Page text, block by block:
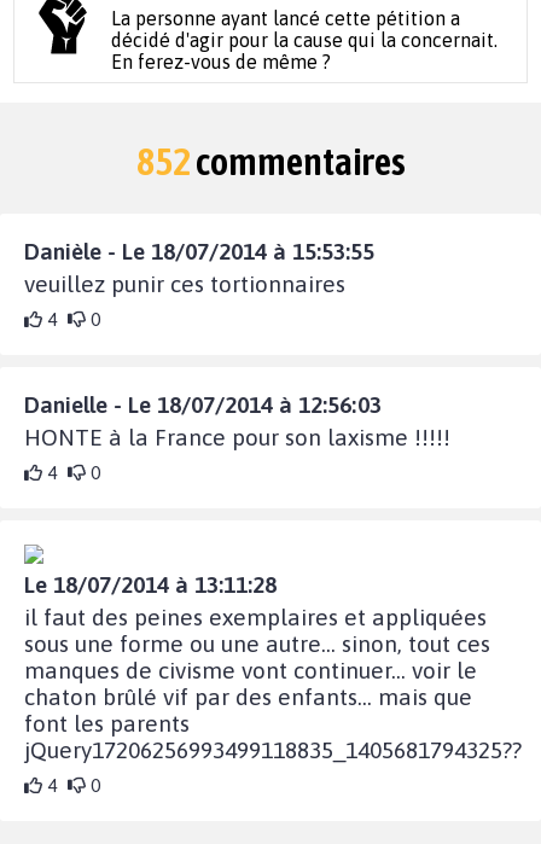
La personne ayant lancé cette pétition a
décidé d'agir pour la cause qui la concernait.
En ferez-vous de même ?
852commentaires
Danièle - Le 18/07/2014 à 15:53:55
veuillez punir ces tortionnaires
4 0
Danielle - Le 18/07/2014 à 12:56:03
HONTE à la France pour son laxisme !!!!!
4 0
Le 18/07/2014 à 13:11:28
il faut des peines exemplaires et appliquées
sous une forme ou une autre... sinon, tout ces
manques de civisme vont continuer... voir le
chaton brûlé vif par des enfants... mais que
font les parents
jQuery17206256993499118835_1405681794325??
4 0